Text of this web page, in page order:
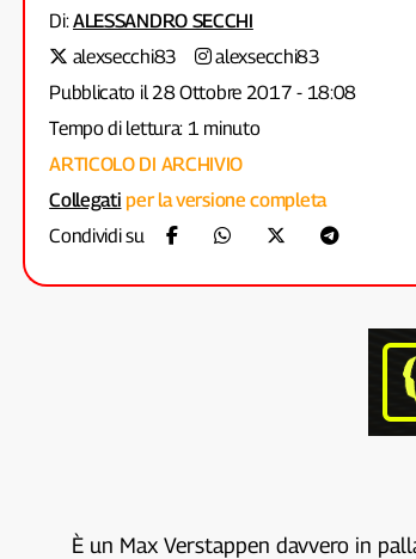
Di:ALESSANDRO SECCHI
alexsecchi83
alexsecchi83
Pubblicato il 28 Ottobre 2017 - 18:08
Tempo di lettura: 1 minuto
ARTICOLO DI ARCHIVIO
Collegati per la versione completa
Condividi su
È un Max Verstappen davvero in